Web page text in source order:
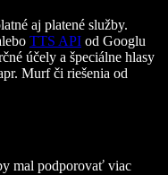
aj platené služby.
TTS API od Googlu
účely a špeciálne hlasy
Murf či riešenia od
mal podporovať viac